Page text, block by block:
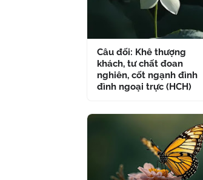
Câu đối: Khê thượng
khách, tư chất đoan
nghiên, cốt ngạnh đình
đình ngoại trực (HCH)